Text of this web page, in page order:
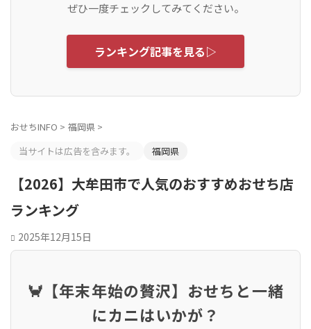
ぜひ一度チェックしてみてください。
ランキング記事を見る▷
おせちINFO > 福岡県 >
当サイトは広告を含みます。
福岡県
【2026】大牟田市で人気のおすすめおせち店
ランキング
2025年12月15日
🦀【年末年始の贅沢】おせちと一緒
にカニはいかが？